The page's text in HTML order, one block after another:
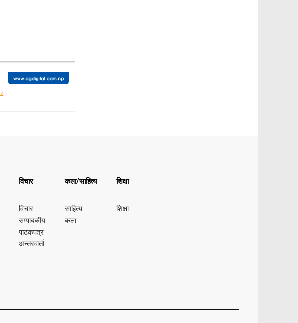
विचार
विचार
सम्पादकीय
पाठकपत्र
अन्तरवार्ता
कला/साहित्य
साहित्य
कला
शिक्षा
शिक्षा